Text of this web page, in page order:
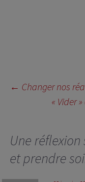
Navigation
← Changer nos
« Vider
Une réflexion
et prendre